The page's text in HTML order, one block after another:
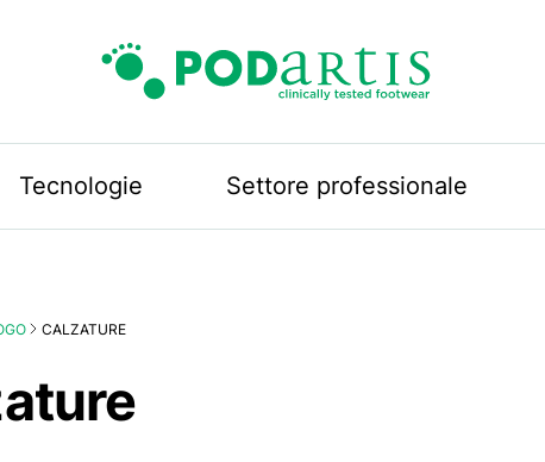
Tecnologie Settore professionale
CALZATURE